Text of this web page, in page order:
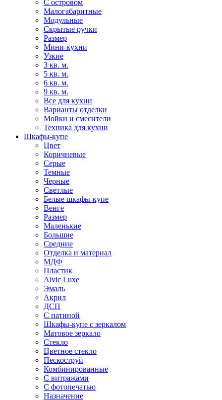
С островом
Малогабаритные
Модульные
Скрытые ручки
Размер
Мини-кухни
Узкие
3 кв. м.
5 кв. м.
6 кв. м.
9 кв. м.
Все для кухни
Варианты отделки
Мойки и смесители
Техника для кухни
Шкафы-купе
Цвет
Коричневые
Серые
Темные
Черные
Светлые
Белые шкафы-купе
Венге
Размер
Маленькие
Большие
Средние
Отделка и материал
МДФ
Пластик
Alvic Luxe
Эмаль
Акрил
ДСП
С патиной
Шкафы-купе с зеркалом
Матовое зеркало
Стекло
Цветное стекло
Пескоструй
Комбинированные
С витражами
С фотопечатью
Назначение